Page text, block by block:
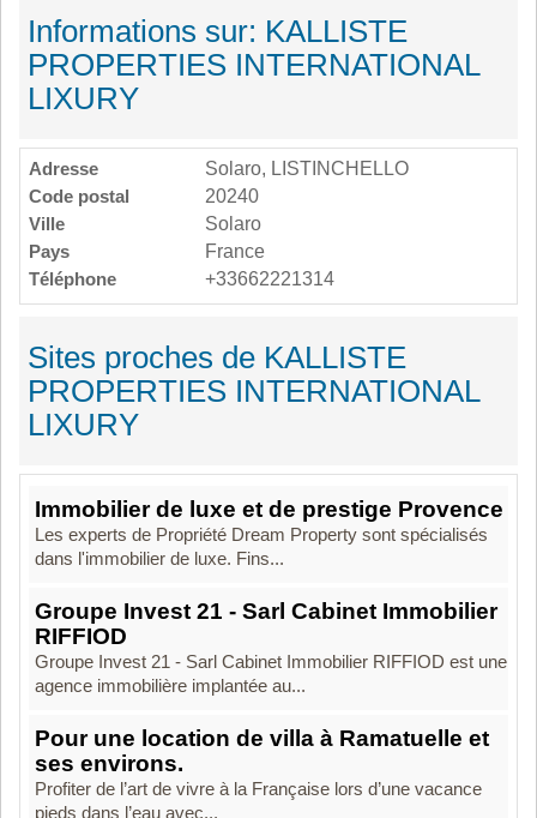
Informations sur: KALLISTE
PROPERTIES INTERNATIONAL
LIXURY
Adresse
Solaro, LISTINCHELLO
Code postal
20240
Ville
Solaro
Pays
France
Téléphone
+33662221314
Sites proches de KALLISTE
PROPERTIES INTERNATIONAL
LIXURY
Immobilier de luxe et de prestige Provence
Les experts de Propriété Dream Property sont spécialisés
dans l'immobilier de luxe. Fins...
Groupe Invest 21 - Sarl Cabinet Immobilier
RIFFIOD
Groupe Invest 21 - Sarl Cabinet Immobilier RIFFIOD est une
agence immobilière implantée au...
Pour une location de villa à Ramatuelle et
ses environs.
Profiter de l’art de vivre à la Française lors d’une vacance
pieds dans l’eau avec...